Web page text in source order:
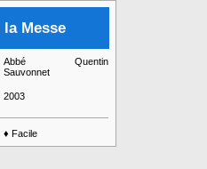
Messe
Abbé Quentin
Sauvonnet
2003
♦ Facile